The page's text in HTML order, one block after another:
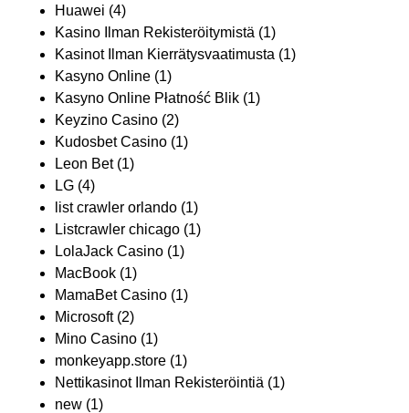
Huawei (4)
Kasino Ilman Rekisteröitymistä (1)
Kasinot Ilman Kierrätysvaatimusta (1)
Kasyno Online (1)
Kasyno Online Płatność Blik (1)
Keyzino Casino (2)
Kudosbet Casino (1)
Leon Bet(1)
LG (4)
list crawler orlando (1)
Listcrawler chicago (1)
LolaJack Casino (1)
MacBook (1)
MamaBet Casino (1)
Microsoft(2)
Mino Casino (1)
monkeyapp.store (1)
Nettikasinot Ilman Rekisteröintiä (1)
new (1)